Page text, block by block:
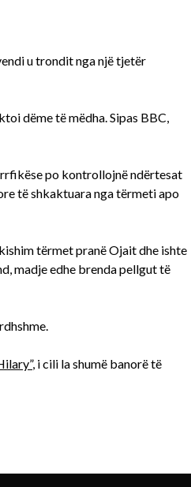
u trondit nga një tjetër
dëme të mëdha. Sipas BBC,
po kontrollojnë ndërtesat
të shkaktuara nga tërmeti apo
tërmet pranë Ojait dhe ishte
madje edhe brenda pellgut të
, i cili la shumë banorë të